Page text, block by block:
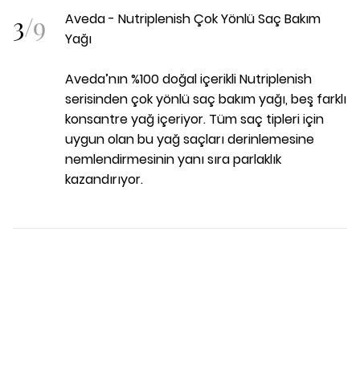
3/9
Aveda - Nutriplenish Çok Yönlü Saç Bakım
Yağı
Aveda’nın %100 doğal içerikli Nutriplenish
serisinden çok yönlü saç bakım yağı, beş farklı
konsantre yağ içeriyor. Tüm saç tipleri için
uygun olan bu yağ saçları derinlemesine
nemlendirmesinin yanı sıra parlaklık
kazandırıyor.